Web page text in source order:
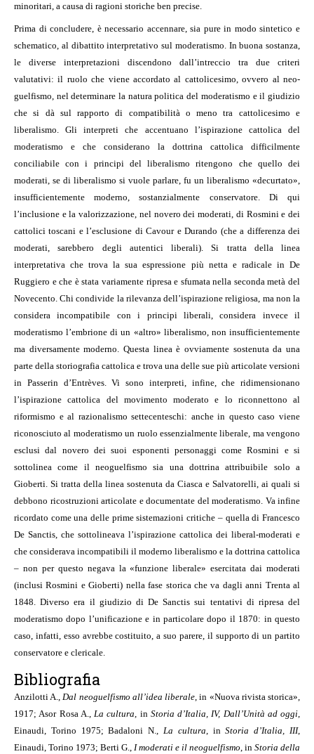
minoritari, a causa di ragioni storiche ben precise.
Prima di concludere, è necessario accennare, sia pure in modo sintetico e
schematico, al dibattito interpretativo sul moderatismo. In buona sostanza,
le diverse interpretazioni discendono dall’intreccio tra due criteri
valutativi: il ruolo che viene accordato al cattolicesimo, ovvero al neo-
guelfismo, nel determinare la natura politica del moderatismo e il giudizio
che si dà sul rapporto di compatibilità o meno tra cattolicesimo e
liberalismo. Gli interpreti che accentuano l’ispirazione cattolica del
moderatismo e che considerano la dottrina cattolica difficilmente
conciliabile con i principi del liberalismo ritengono che quello dei
moderati, se di liberalismo si vuole parlare, fu un liberalismo «decurtato»,
insufficientemente moderno, sostanzialmente conservatore. Di qui
l’inclusione e la valorizzazione, nel novero dei moderati, di Rosmini e dei
cattolici toscani e l’esclusione di Cavour e Durando (che a differenza dei
moderati, sarebbero degli autentici liberali). Si tratta della linea
interpretativa che trova la sua espressione più netta e radicale in De
Ruggiero e che è stata variamente ripresa e sfumata nella seconda metà del
Novecento. Chi condivide la rilevanza dell’ispirazione religiosa, ma non la
considera incompatibile con i principi liberali, considera invece il
moderatismo l’embrione di un «altro» liberalismo, non insufficientemente
ma diversamente moderno. Questa linea è ovviamente sostenuta da una
parte della storiografia cattolica e trova una delle sue più articolate versioni
in Passerin d’Entrèves. Vi sono interpreti, infine, che ridimensionano
l’ispirazione cattolica del movimento moderato e lo riconnettono al
riformismo e al razionalismo settecenteschi: anche in questo caso viene
riconosciuto al moderatismo un ruolo essenzialmente liberale, ma vengono
esclusi dal novero dei suoi esponenti personaggi come Rosmini e si
sottolinea come il neoguelfismo sia una dottrina attribuibile solo a
Gioberti. Si tratta della linea sostenuta da Ciasca e Salvatorelli, ai quali si
debbono ricostruzioni articolate e documentate del moderatismo. Va infine
ricordato come una delle prime sistemazioni critiche – quella di Francesco
De Sanctis, che sottolineava l’ispirazione cattolica dei liberal-moderati e
che considerava incompatibili il moderno liberalismo e la dottrina cattolica
– non per questo negava la «funzione liberale» esercitata dai moderati
(inclusi Rosmini e Gioberti) nella fase storica che va dagli anni Trenta al
1848. Diverso era il giudizio di De Sanctis sui tentativi di ripresa del
moderatismo dopo l’unificazione e in particolare dopo il 1870: in questo
caso, infatti, esso avrebbe costituito, a suo parere, il supporto di un partito
conservatore e clericale.
Bibliografia
Anzilotti A.,Dal neoguelfismo all’idea liberale, in «Nuova rivista storica»,
1917; Asor Rosa A., La cultura, in Storia d’Italia, IV, Dall’Unità ad oggi,
Einaudi, Torino 1975; Badaloni N., La cultura, inStoria d’Italia, III,
Einaudi, Torino 1973; Berti G., I moderati e il neoguelfismo, in Storia della